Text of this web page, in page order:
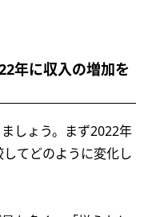
年に収入の増加を
しょう。まず2022年
てどのように変化し